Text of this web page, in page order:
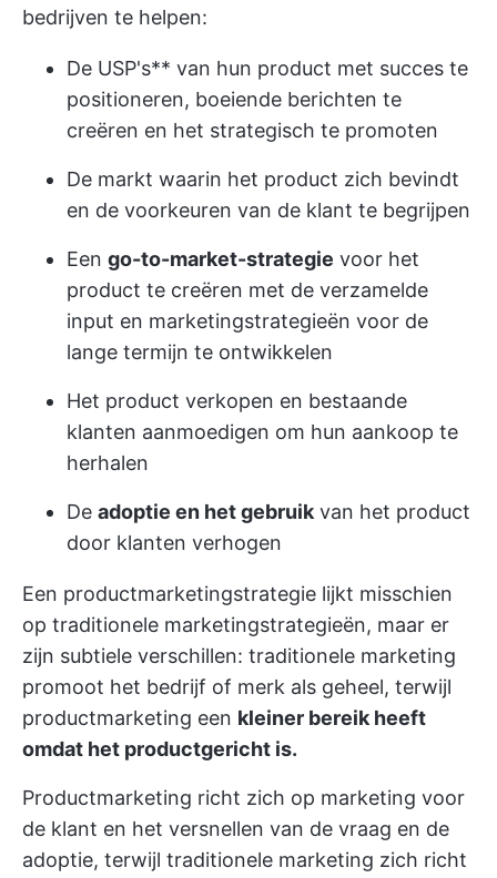
bedrijven te helpen:
De USP's** van hun product met succes te
positioneren, boeiende berichten te
creëren en het strategisch te promoten
De markt waarin het product zich bevindt
en de voorkeuren van de klant te begrijpen
Een go-to-market-strategie voor het
product te creëren met de verzamelde
input en marketingstrategieën voor de
lange termijn te ontwikkelen
Het product verkopen en bestaande
klanten aanmoedigen om hun aankoop te
herhalen
De adoptie en het gebruik van het product
door klanten verhogen
Een productmarketingstrategie lijkt misschien
op traditionele marketingstrategieën, maar er
zijn subtiele verschillen: traditionele marketing
promoot het bedrijf of merk als geheel, terwijl
productmarketing een kleiner bereik heeft
omdat het productgericht is.
Productmarketing richt zich op marketing voor
de klant en het versnellen van de vraag en de
adoptie, terwijl traditionele marketing zich richt